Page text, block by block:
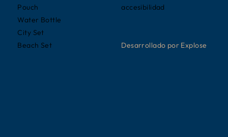
Pouch
Water Bottle
City Set
Beach Set
accesibilidad
Desarrollado por Explose